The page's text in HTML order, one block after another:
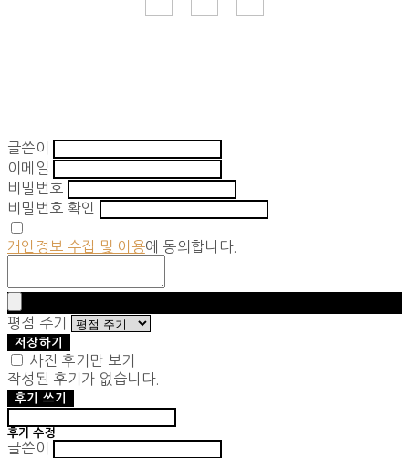
글쓴이
이메일
비밀번호
비밀번호 확인
개인정보 수집 및 이용에 동의합니다.
평점 주기
저장하기
사진 후기만 보기
작성된 후기가 없습니다.
후기 쓰기
후기 수정
글쓴이